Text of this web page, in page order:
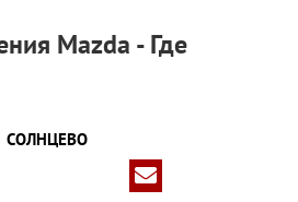
Mazda - Где
СОЛНЦЕВО